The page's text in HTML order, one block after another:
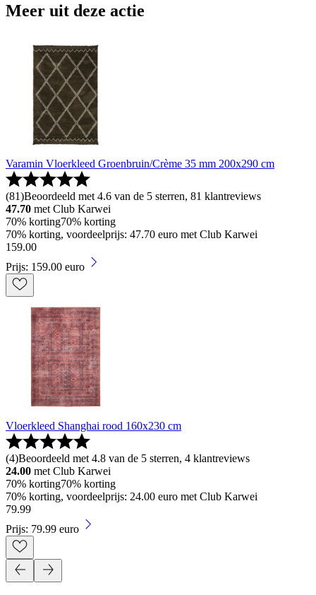
Meer uit deze actie
Varamin Vloerkleed Groenbruin/Crème 35 mm 200x290 cm
(81)Beoordeeld met 4.6 van de 5 sterren, 81 klantreviews
47.70 met Club Karwei
70% korting70% korting
70% korting, voordeelprijs: 47.70 euro met Club Karwei
159.00
Prijs: 159.00 euro
Vloerkleed Shanghai rood 160x230 cm
(4)Beoordeeld met 4.8 van de 5 sterren, 4 klantreviews
24.00 met Club Karwei
70% korting70% korting
70% korting, voordeelprijs: 24.00 euro met Club Karwei
79.99
Prijs: 79.99 euro